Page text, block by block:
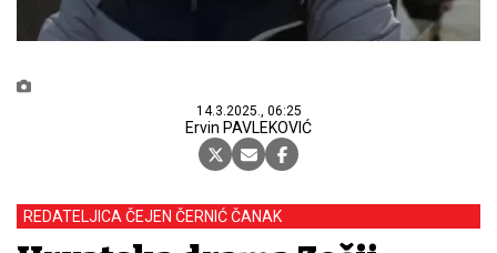
14.3.2025., 06:25
Ervin PAVLEKOVIĆ
REDATELJICA ČEJEN ČERNIĆ ČANAK